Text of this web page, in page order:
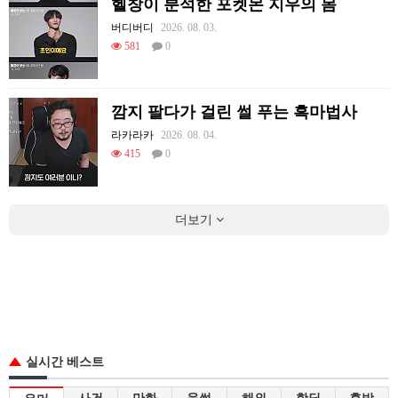
헬창이 분석한 포켓몬 지우의 몸
버디버디
2026. 08. 03.
581
0
깜지 팔다가 걸린 썰 푸는 흑마법사
라카라카 2026. 08. 04.
415
0
더보기
실시간 베스트